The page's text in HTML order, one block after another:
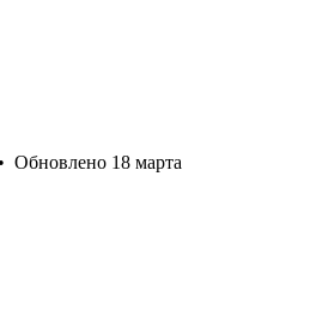
• Обновлено 18 марта